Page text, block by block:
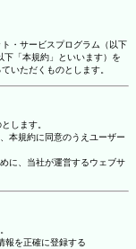
・サービスプログラム（以下
下「本規約」といいます）を
いただくものとします。
します。
本規約に同意のうえユーザー
に、当社が運営するウェブサ
報を正確に登録する